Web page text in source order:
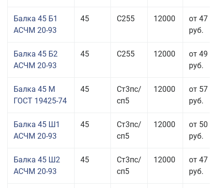
Балка 45 Б1
АСЧМ 20-93
45 С255 12000
от 47
руб.
Балка 45 Б2
АСЧМ 20-93
45 С255 12000
от 49
руб.
Балка 45 М
ГОСТ 19425-74
45
Ст3пс/
сп5
12000
от 57
руб.
Балка 45 Ш1
АСЧМ 20-93
45
Ст3пс/
сп5
12000
от 50
руб.
Балка 45 Ш2
АСЧМ 20-93
45
Ст3пс/
сп5
12000
от 47
руб.